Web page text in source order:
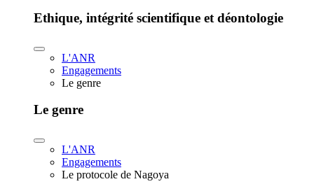
Ethique, intégrité scientifique et déontologie
L'ANR
Engagements
Le genre
Le genre
L'ANR
Engagements
Le protocole de Nagoya